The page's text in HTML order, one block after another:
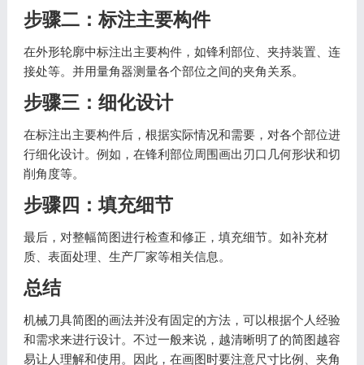
步骤二：标注主要构件
在外形轮廓中标注出主要构件，如锋利部位、夹持装置、连
接处等。并用量角器测量各个部位之间的夹角关系。
步骤三：细化设计
在标注出主要构件后，根据实际情况和需要，对各个部位进
行细化设计。例如，在锋利部位周围画出刃口几何形状和切
削角度等。
步骤四：填充细节
最后，对整幅简图进行检查和修正，填充细节。如补充材
质、表面处理、生产厂家等相关信息。
总结
机械刀具简图的画法并没有固定的方法，可以根据个人经验
和需求来进行设计。不过一般来说，越清晰明了的简图越容
易让人理解和使用。因此，在画图时要注意尺寸比例、夹角